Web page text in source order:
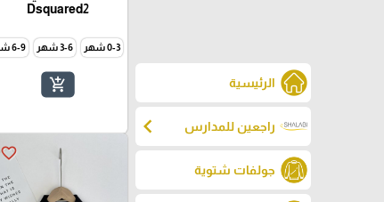
الرئيسية
راجعين للمدارس chevron_left
جولفات شتوية
Dsquared2
0-3 شهر 3-6 شهر 6-9 شهر
add_shopping_cart
favorite_border